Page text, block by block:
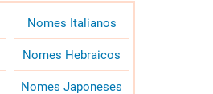
Nomes Italianos
Nomes Hebraicos
Nomes Japoneses